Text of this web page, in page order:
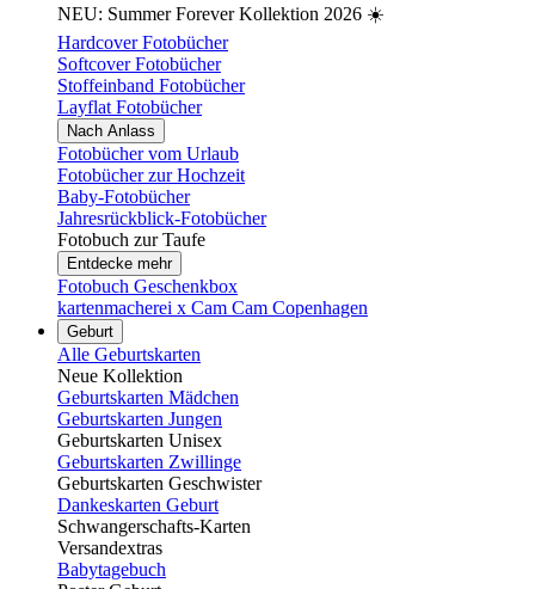
NEU: Summer Forever Kollektion 2026 ☀️
Hardcover Fotobücher
Softcover Fotobücher
Stoffeinband Fotobücher
Layflat Fotobücher
Nach Anlass
Fotobücher vom Urlaub
Fotobücher zur Hochzeit
Baby-Fotobücher
Jahresrückblick-Fotobücher
Fotobuch zur Taufe
Entdecke mehr
Fotobuch Geschenkbox
kartenmacherei x Cam Cam Copenhagen
Geburt
Alle Geburtskarten
Neue Kollektion
Geburtskarten Mädchen
Geburtskarten Jungen
Geburtskarten Unisex
Geburtskarten Zwillinge
Geburtskarten Geschwister
Dankeskarten Geburt
Schwangerschafts-Karten
Versandextras
Babytagebuch